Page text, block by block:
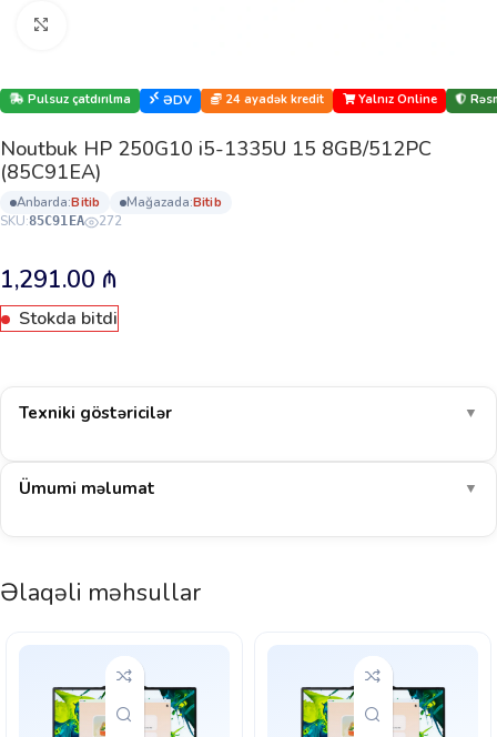
Pulsuz çatdırılma ƏDV 24 ayadək kredit Yalnız Online
Noutbuk HP 250G10 i5-1335U 15 8GB/512PC
(85C91EA)
anbarda: bi̇ti̇b mağazada: bi̇ti̇b
SKU:85C91EA 272
1,291.00 ₼
Stokda bitdi
Texniki göstəricilər ▼
Ümumi məlumat ▼
Əlaqəli məhsullar